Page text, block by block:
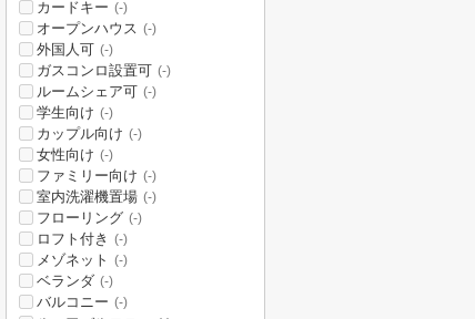
カードキー (-)
オープンハウス (-)
外国人可 (-)
ガスコンロ設置可 (-)
ルームシェア可 (-)
学生向け (-)
カップル向け (-)
女性向け (-)
ファミリー向け (-)
室内洗濯機置場 (-)
フローリング (-)
ロフト付き (-)
メゾネット (-)
ベランダ (-)
バルコニー (-)